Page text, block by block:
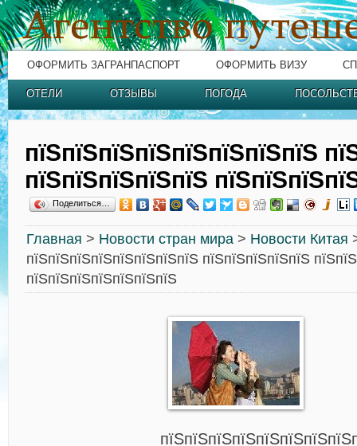
ОФОРМИТЬ ЗАГРАНПАСПОРТ ОФОРМИТЬ ВИЗУ
ОТЕЛИ ОТЗЫВЫ ПОГОДА
пїЅпїЅпїЅпїЅпїЅпїЅпїЅпїЅ
пїЅпїЅпїЅпїЅпїЅ
Поделиться…
Главная > Новости стран мира > Новости Китая
пїЅпїЅпїЅпїЅпїЅпїЅпїЅпїЅ пїЅпїЅпїЅпїЅпїЅ
пїЅпїЅпїЅпїЅпїЅпїЅпїЅ